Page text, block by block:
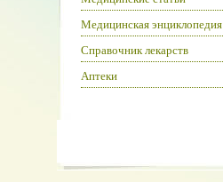
Медицинская энциклопедия
Справочник лекарств
Аптеки